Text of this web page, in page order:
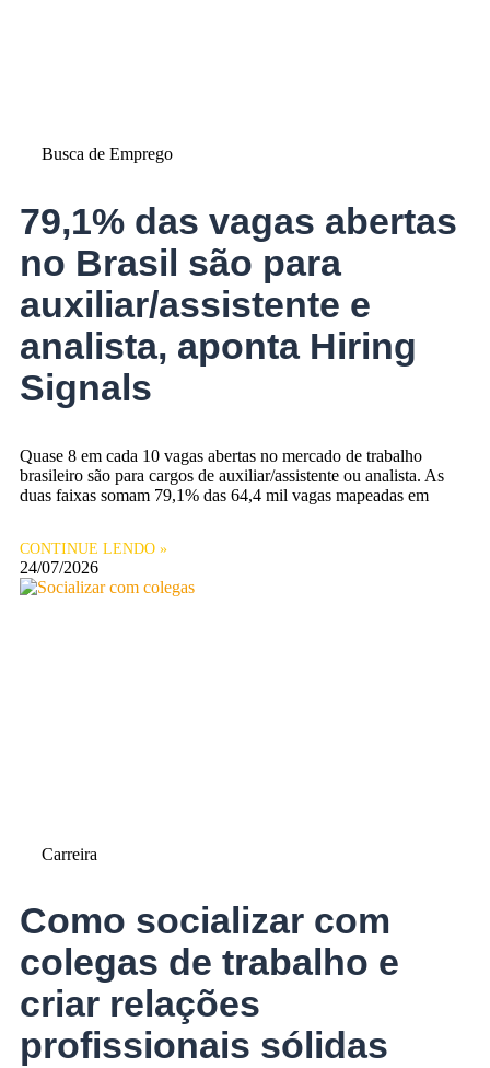
Busca de Emprego
79,1% das vagas abertas
no Brasil são para
auxiliar/assistente e
analista, aponta Hiring
Signals
Quase 8 em cada 10 vagas abertas no mercado de trabalho
brasileiro são para cargos de auxiliar/assistente ou analista. As
duas faixas somam 79,1% das 64,4 mil vagas mapeadas em
CONTINUE LENDO »
24/07/2026
Carreira
Como socializar com
colegas de trabalho e
criar relações
profissionais sólidas